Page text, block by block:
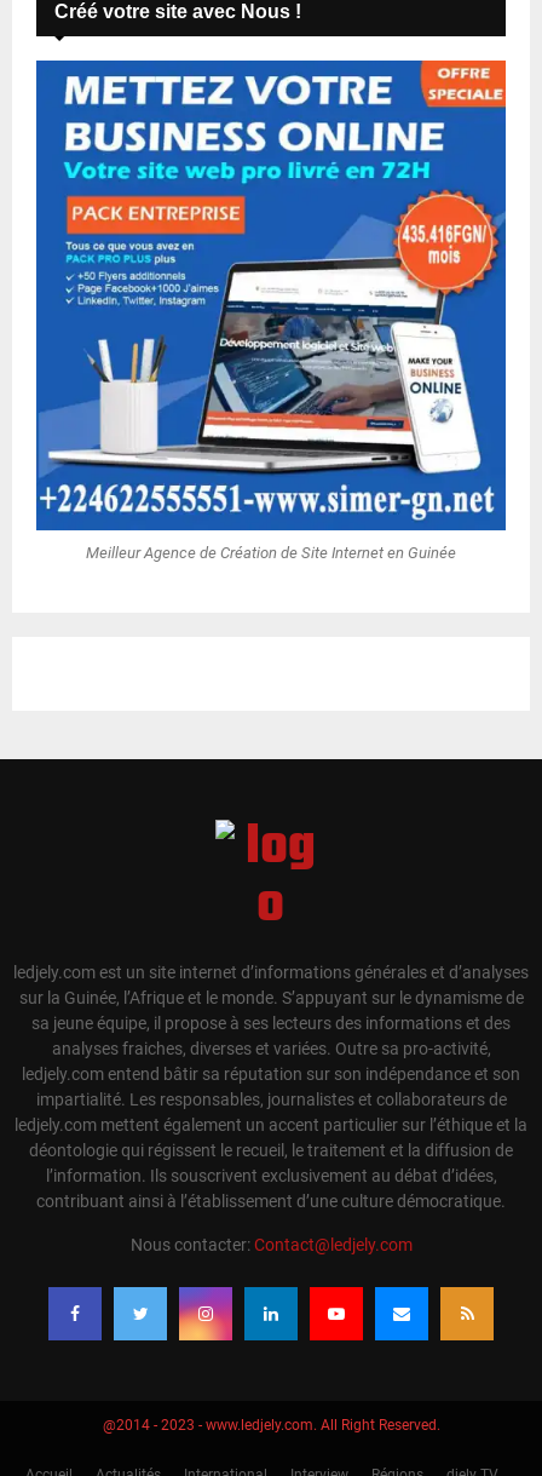
Créé votre site avec Nous !
Meilleur Agence de Création de Site Internet en Guinée
ledjely.com est un site internet d’informations générales et d’analyses
sur la Guinée, l’Afrique et le monde. S’appuyant sur le dynamisme de
sa jeune équipe, il propose à ses lecteurs des informations et des
analyses fraiches, diverses et variées. Outre sa pro-activité,
ledjely.com entend bâtir sa réputation sur son indépendance et son
impartialité. Les responsables, journalistes et collaborateurs de
ledjely.com mettent également un accent particulier sur l’éthique et la
déontologie qui régissent le recueil, le traitement et la diffusion de
l’information. Ils souscrivent exclusivement au débat d’idées,
contribuant ainsi à l’établissement d’une culture démocratique.
Nous contacter:Contact@ledjely.com
@2014 - 2023 - www.ledjely.com. All Right Reserved.